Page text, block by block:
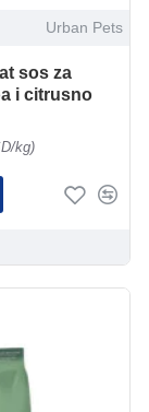
Urban Pets
sos za
i citrusno
kg)